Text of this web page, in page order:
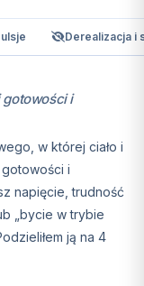
Derealizacja i
gotowości i
w której ciało i
i
napięcie, trudność
„bycie w trybie
ją na 4